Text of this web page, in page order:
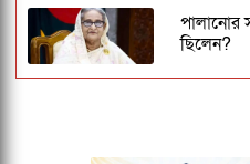
পালানোর
ছিলেন?